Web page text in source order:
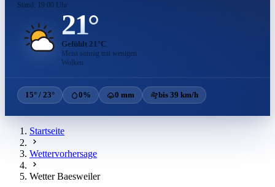
Stand: 19:00 Uhr
21°
Gefühlt 21°C
Meist sonnig mit wenigen
Wolken
15° / 23° 0% 0 mm bis 39 km/h
Startseite
Wettervorhersage
Wetter Baesweiler